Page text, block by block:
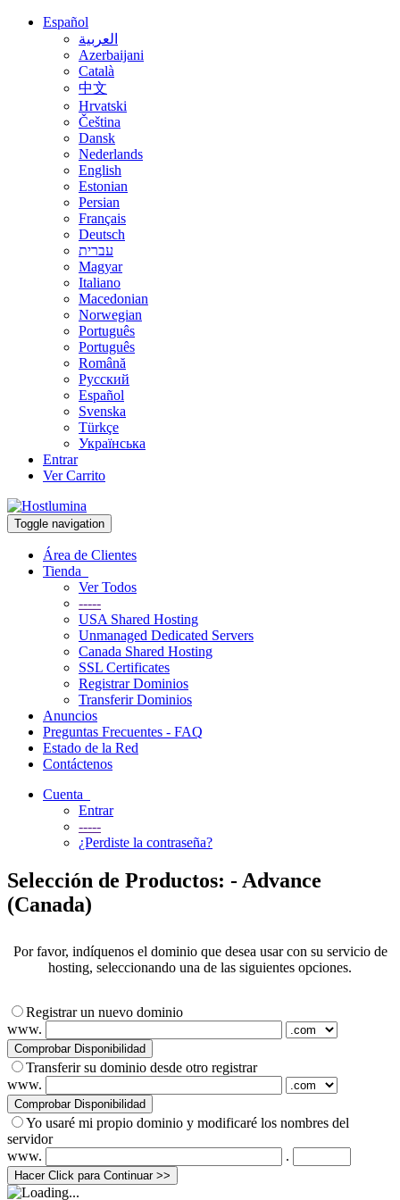
Español
العربية
Azerbaijani
Català
中文
Hrvatski
Čeština
Dansk
Nederlands
English
Estonian
Persian
Français
Deutsch
עברית
Magyar
Italiano
Macedonian
Norwegian
Português
Português
Română
Русский
Español
Svenska
Türkçe
Українська
Entrar
Ver Carrito
Toggle navigation
Área de Clientes
Tienda
Ver Todos
-----
USA Shared Hosting
Unmanaged Dedicated Servers
Canada Shared Hosting
SSL Certificates
Registrar Dominios
Transferir Dominios
Anuncios
Preguntas Frecuentes - FAQ
Estado de la Red
Contáctenos
Cuenta
Entrar
-----
¿Perdiste la contraseña?
Selección de Productos: - Advance
(Canada)
Por favor, indíquenos el dominio que desea usar con su servicio de
hosting, seleccionando una de las siguientes opciones.
Registrar un nuevo dominio
www.
Transferir su dominio desde otro registrar
www.
Yo usaré mi propio dominio y modificaré los nombres del
servidor
www.
.